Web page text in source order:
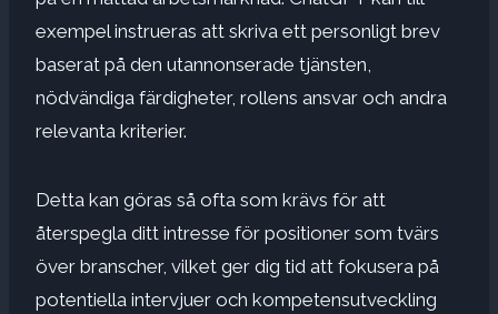
exempel instrueras att skriva ett personligt brev
baserat på den utannonserade tjänsten,
nödvändiga färdigheter, rollens ansvar och andra
relevanta kriterier.
Detta kan göras så ofta som krävs för att
återspegla ditt intresse för positioner som tvärs
över branscher, vilket ger dig tid att fokusera på
potentiella intervjuer och kompetensutveckling